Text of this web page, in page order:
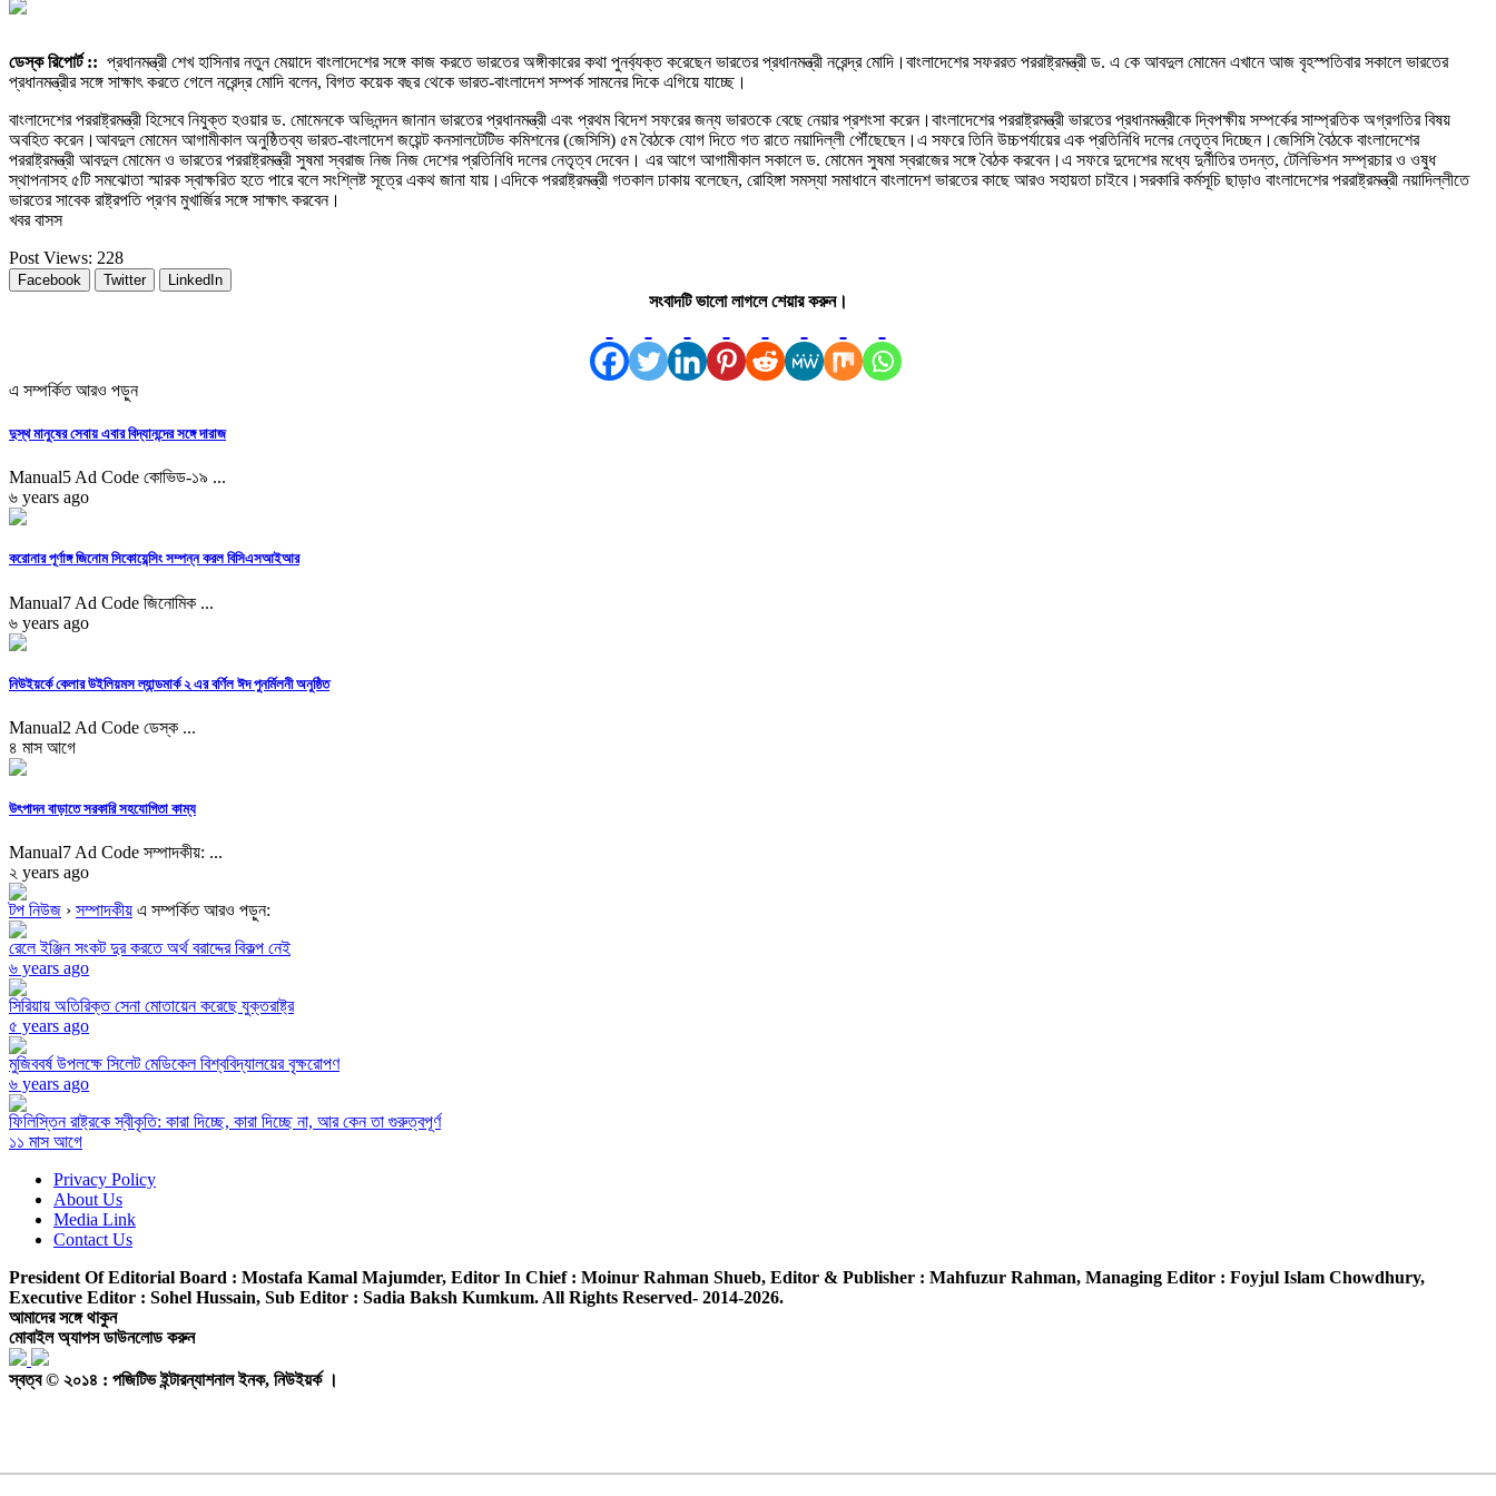
ডেস্ক রিপোর্ট :: প্রধানমন্ত্রী শেখ হাসিনার নতুন মেয়াদে বাংলাদেশের সঙ্গে কাজ করতে ভারতের অঙ্গীকারের কথা পুনর্ব্যক্ত করেছেন ভারতের প্রধানমন্ত্রী নরেন্দ্র মোদি।বাংলাদেশের সফররত পররাষ্ট্রমন্ত্রী ড. এ কে আবদুল মোমেন এখানে আজ বৃহস্পতিবার সকালে ভারতের
প্রধানমন্ত্রীর সঙ্গে সাক্ষাৎ করতে গেলে নরেন্দ্র মোদি বলেন, বিগত কয়েক বছর থেকে ভারত-বাংলাদেশ সম্পর্ক সামনের দিকে এগিয়ে যাচ্ছে।
বাংলাদেশের পররাষ্ট্রমন্ত্রী হিসেবে নিযুক্ত হওয়ার ড. মোমেনকে অভিনন্দন জানান ভারতের প্রধানমন্ত্রী এবং প্রথম বিদেশ সফরের জন্য ভারতকে বেছে নেয়ার প্রশংসা করেন।বাংলাদেশের পররাষ্ট্রমন্ত্রী ভারতের প্রধানমন্ত্রীকে দ্বিপক্ষীয় সম্পর্কের সাম্প্রতিক অগ্রগতির বিষয়
অবহিত করেন।আবদুল মোমেন আগামীকাল অনুষ্ঠিতব্য ভারত-বাংলাদেশ জয়েন্ট কনসালটেটিভ কমিশনের (জেসিসি) ৫ম বৈঠকে যোগ দিতে গত রাতে নয়াদিল্লী পৌঁছেছেন।এ সফরে তিনি উচ্চপর্যায়ের এক প্রতিনিধি দলের নেতৃত্ব দিচ্ছেন।জেসিসি বৈঠকে বাংলাদেশের
পররাষ্ট্রমন্ত্রী আবদুল মোমেন ও ভারতের পররাষ্ট্রমন্ত্রী সুষমা স্বরাজ নিজ নিজ দেশের প্রতিনিধি দলের নেতৃত্ব দেবেন। এর আগে আগামীকাল সকালে ড. মোমেন সুষমা স্বরাজের সঙ্গে বৈঠক করবেন।এ সফরে দুদেশের মধ্যে দুর্নীতির তদন্ত, টেলিভিশন সম্প্রচার ও ওষুধ
স্থাপনাসহ ৫টি সমঝোতা স্মারক স্বাক্ষরিত হতে পারে বলে সংশ্লিষ্ট সূত্রে একথ জানা যায়।এদিকে পররাষ্ট্রমন্ত্রী গতকাল ঢাকায় বলেছেন, রোহিঙ্গা সমস্যা সমাধানে বাংলাদেশ ভারতের কাছে আরও সহায়তা চাইবে।সরকারি কর্মসূচি ছাড়াও বাংলাদেশের পররাষ্ট্রমন্ত্রী নয়াদিল্লীতে
ভারতের সাবেক রাষ্ট্রপতি প্রণব মুখার্জির সঙ্গে সাক্ষাৎ করবেন।
খবর বাসস
Post Views: 228
Facebook Twitter LinkedIn
সংবাদটি ভালো লাগলে শেয়ার করুন।
এ সম্পর্কিত আরও পড়ুন
দুস্থ মানুষের সেবায় এবার বিদ্যানন্দের সঙ্গে দারাজ
Manual5 Ad Code কোভিড-১৯ ...
৬ years ago
করোনার পূর্ণাঙ্গ জিনোম সিকোয়েন্সিং সম্পন্ন করল বিসিএসআইআর
Manual7 Ad Code জিনোমিক ...
৬ years ago
নিউইয়র্কে কেলার উইলিয়মস ল্যান্ডমার্ক ২ এর বর্ণিল ঈদ পুনর্মিলনী অনুষ্ঠিত
Manual2 Ad Code ডেস্ক ...
৪ মাস আগে
উৎপাদন বাড়াতে সরকারি সহযোগিতা কাম্য
Manual7 Ad Code সম্পাদকীয়: ...
২ years ago
টপ নিউজ › সম্পাদকীয় এ সম্পর্কিত আরও পড়ুন:
রেলে ইঞ্জিন সংকট দুর করতে অর্থ বরাদ্দের বিকল্প নেই
৬ years ago
সিরিয়ায় অতিরিক্ত সেনা মোতায়েন করেছে যুক্তরাষ্ট্র
৫ years ago
মুজিববর্ষ উপলক্ষে সিলেট মেডিকেল বিশ্ববিদ্যালয়ের বৃক্ষরোপণ
৬ years ago
ফিলিস্তিন রাষ্ট্রকে স্বীকৃতি: কারা দিচ্ছে, কারা দিচ্ছে না, আর কেন তা গুরুত্বপূর্ণ
১১ মাস আগে
Privacy Policy
About Us
Media Link
Contact Us
President Of Editorial Board : Mostafa Kamal Majumder, Editor In Chief : Moinur Rahman Shueb, Editor & Publisher : Mahfuzur Rahman, Managing Editor : Foyjul Islam Chowdhury,
Executive Editor : Sohel Hussain, Sub Editor : Sadia Baksh Kumkum. All Rights Reserved- 2014-2026.
আমাদের সঙ্গে থাকুন
মোবাইল অ্যাপস ডাউনলোড করুন
স্বত্ব © ২০১৪ : পজিটিভ ইন্টারন্যাশনাল ইনক, নিউইয়র্ক ।